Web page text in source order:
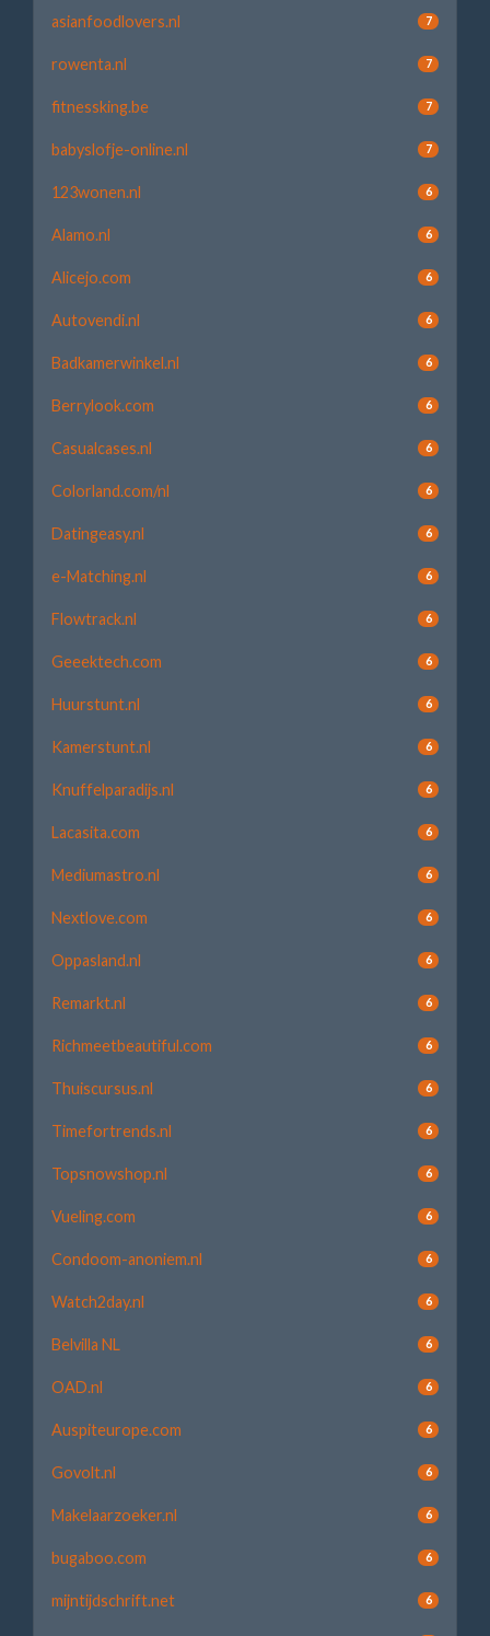
asianfoodlovers.nl 7
rowenta.nl 7
fitnessking.be 7
babyslofje-online.nl 7
123wonen.nl 6
Alamo.nl 6
Alicejo.com 6
Autovendi.nl 6
Badkamerwinkel.nl 6
Berrylook.com 6
Casualcases.nl 6
Colorland.com/nl 6
Datingeasy.nl 6
e-Matching.nl 6
Flowtrack.nl 6
Geeektech.com 6
Huurstunt.nl 6
Kamerstunt.nl 6
Knuffelparadijs.nl 6
Lacasita.com 6
Mediumastro.nl 6
Nextlove.com 6
Oppasland.nl 6
Remarkt.nl 6
Richmeetbeautiful.com 6
Thuiscursus.nl 6
Timefortrends.nl 6
Topsnowshop.nl 6
Vueling.com 6
Condoom-anoniem.nl 6
Watch2day.nl 6
Belvilla NL 6
OAD.nl 6
Auspiteurope.com 6
Govolt.nl 6
Makelaarzoeker.nl 6
bugaboo.com 6
mijntijdschrift.net 6